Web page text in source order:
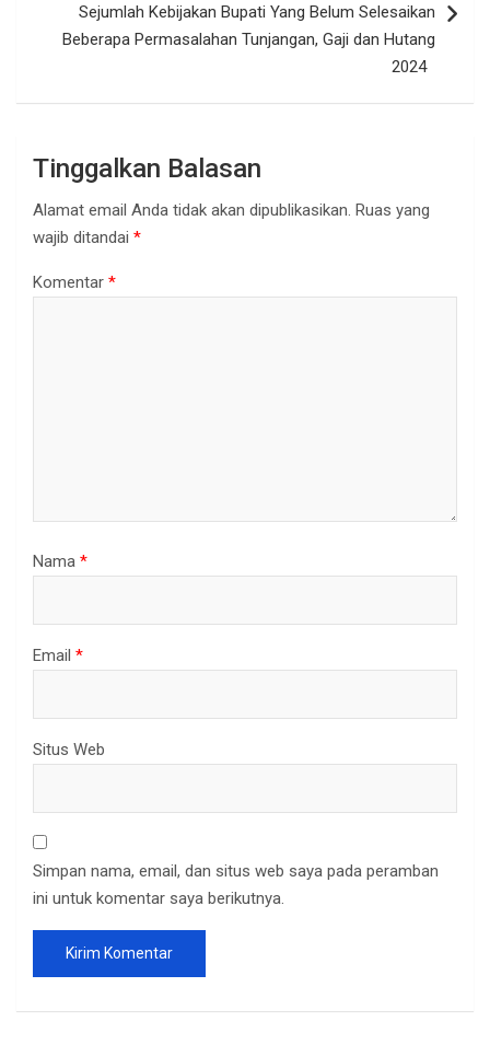
Sejumlah Kebijakan Bupati Yang Belum Selesaikan
Beberapa Permasalahan Tunjangan, Gaji dan Hutang
2024
Tinggalkan Balasan
Alamat email Anda tidak akan dipublikasikan. Ruas yang
wajib ditandai *
Komentar *
Nama *
Email *
Situs Web
Simpan nama, email, dan situs web saya pada peramban
ini untuk komentar saya berikutnya.